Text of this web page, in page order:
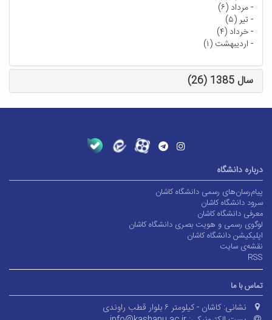
-مرداد (۶)
-تیر (۵)
-خرداد (۴)
- اردیبهشت (۱)
سال 1385 (26)
درباره دانشگاه
پیام‌رسان‌های رسمی دانشگاه کاشان
سرود دانشگاه کاشان
معرفی دانشگاه کاشان
لوگوی رسمی و هویت بصری دانشگاه کاشان
اپلیکیشن دانشگاه کاشان
نقشه‌ی سایت
RSS
تماس با ما
نشانی: کاشان - کیلومتر ۶ بلوار قطب راوندی